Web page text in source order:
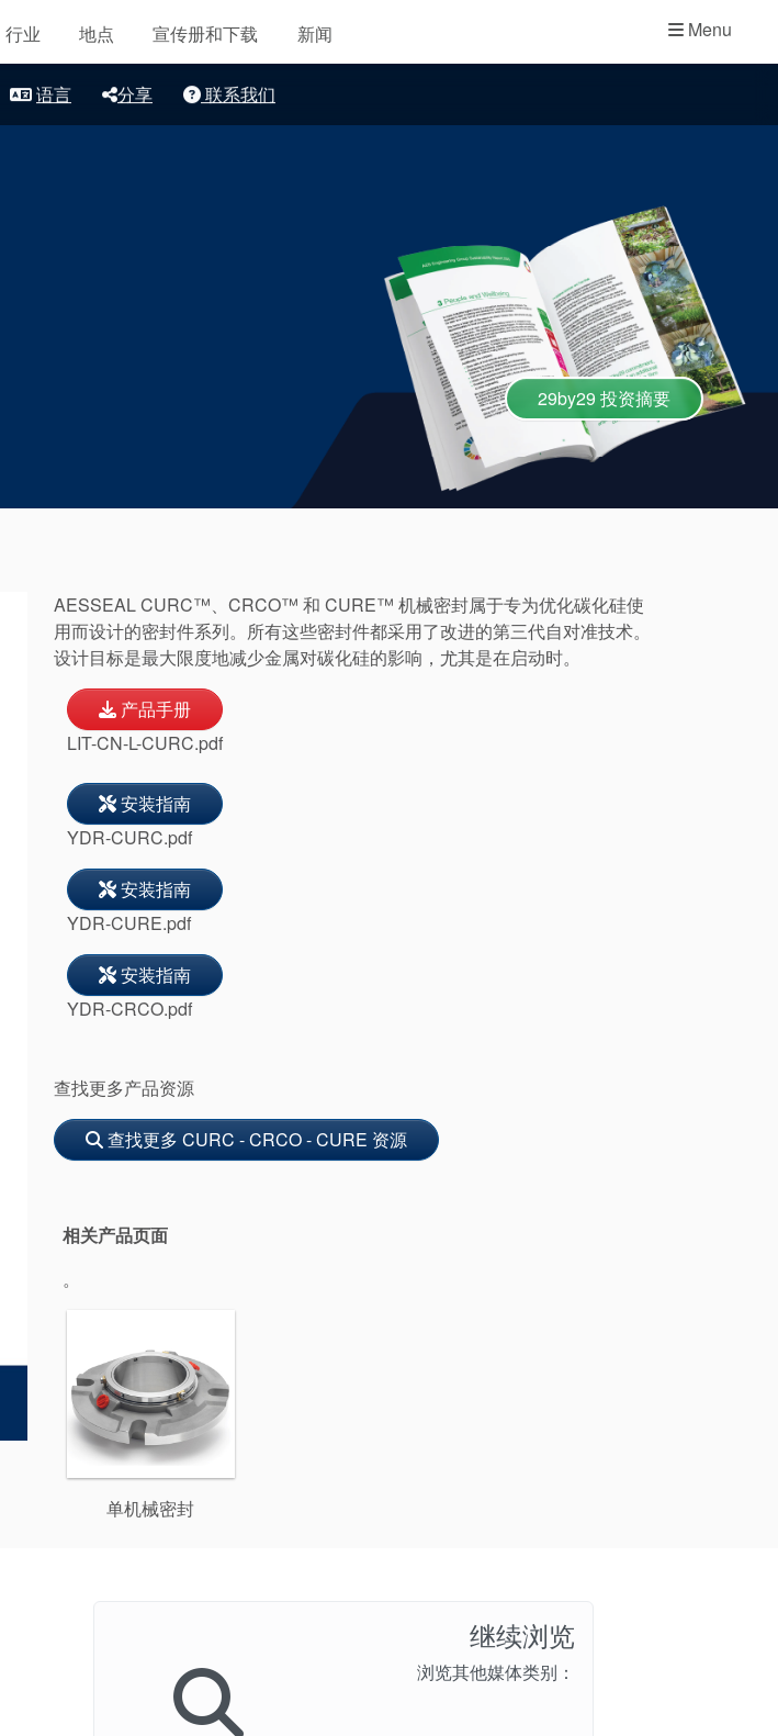
行业 地点 宣传册和下载 新闻 Menu
地点
语言 分享 联系我们
29by29 投资摘要
AESSEAL CURC™、CRCO™ 和 CURE™ 机械密封属于专为优化碳化硅使
用而设计的密封件系列。所有这些密封件都采用了改进的第三代自对准技术。
设计目标是最大限度地减少金属对碳化硅的影响，尤其是在启动时。
产品手册
LIT-CN-L-CURC.pdf
安装指南
YDR-CURC.pdf
安装指南
YDR-CURE.pdf
安装指南
YDR-CRCO.pdf
查找更多产品资源
查找更多 CURC - CRCO - CURE 资源
相关产品页面
。
单机械密封
继续浏览
浏览其他媒体类别：